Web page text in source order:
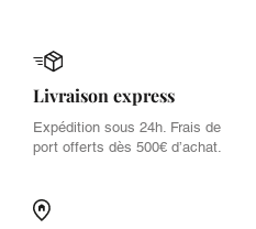
Livraison express
Expédition sous 24h. Frais de
port offerts dès 500€ d’achat.